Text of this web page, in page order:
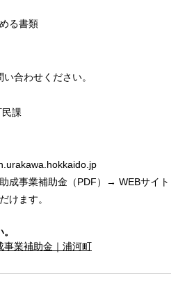
る書類
合わせください。
民課
成事業補助金（PDF）→ WEBサイト
けます。
事業補助金｜浦河町